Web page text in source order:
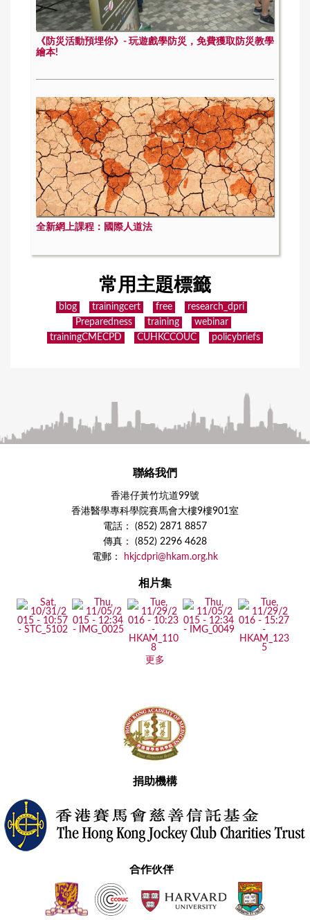
《防災活動預埋你》- 玩遊戲學防災，免費獲取防災教學
繪本!
全新網上課程：國際人道法
常用主題標籤
blog trainingcert free
research_dpri
Preparedness
training
webinar
trainingCMECPD
CUHKCCOUC policybriefs
聯絡我們
香港仔黃竹坑道99號
香港醫學專科學院賽馬會大樓9樓901室
電話： (852) 2871 8857
傳真： (852) 2296 4628
電郵：
hkjcdpri@hkam.org.hk
相片集
更多
捐助機構
合作伙伴